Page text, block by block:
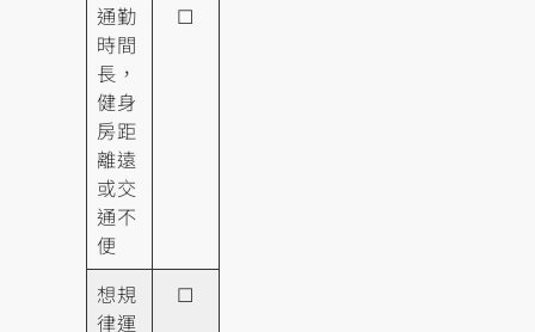
通勤
時間
長，
健身
房距
離遠
或交
通不
便
☐
想規
律運
☐